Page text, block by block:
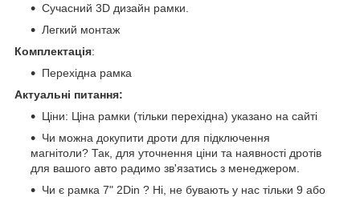
Сучасний 3D дизайн рамки.
Легкий монтаж
Комплектація:
Перехідна рамка
Актуальні питання:
Ціни: Ціна рамки (тільки перехідна) указано на сайті
Чи можна докупити дроти для підключення
магнітоли? Так, для уточнення ціни та наявності дротів
для вашого авто радимо зв'язатись з менеджером.
Чи є рамка 7" 2Din ? Ні, не бувають у нас тільки 9 або